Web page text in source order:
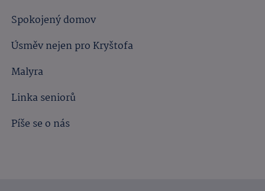
Spokojený domov
Úsměv nejen pro Kryštofa
Malyra
Linka seniorů
Píše se o nás